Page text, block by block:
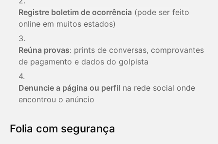
Registre boletim de ocorrência (pode ser feito
online em muitos estados)
Reúna provas: prints de conversas, comprovantes
de pagamento e dados do golpista
Denuncie a página ou perfil na rede social onde
encontrou o anúncio
Folia com segurança